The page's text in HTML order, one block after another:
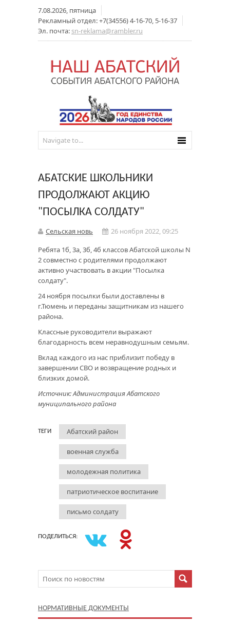
7.08.2026, пятница
Рекламный отдел: +7(34556) 4-16-70, 5-16-37
Эл. почта: sn-reklama@rambler.ru
АБАТСКИЕ ШКОЛЬНИКИ
ПРОДОЛЖАЮТ АКЦИЮ
"ПОСЫЛКА СОЛДАТУ"
Сельская новь
26 ноября 2022, 09:25
Ребята 1б, 3а, 3б, 4б классов Абатской школы N
2 совместно с родителями продолжают
активно участвовать в акции "Посылка
солдату".
24 ноября посылки были доставлены в
г.Тюмень и переданы защитникам из нашего
района. ‍
‍Классные руководители выражают
благодарность всем неравнодушным семьям.
Вклад каждого из нас приблизит победу в
завершении СВО и возвращение родных и
близких домой.
Источник: Администрация Абатского
муниципального района
ТЕГИ Абатский район
военная служба
молодежная политика
патриотическое воспитание
письмо солдату
ПОДЕЛИТЬСЯ:
НОРМАТИВНЫЕ ДОКУМЕНТЫ